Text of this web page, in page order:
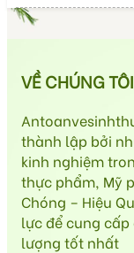
VỀ CHÚNG TÔI
thành lập bởi
kinh nghiệm
thực phẩm, Mỹ
Chóng – Hiệu
lực để cung
lượng tốt nhất